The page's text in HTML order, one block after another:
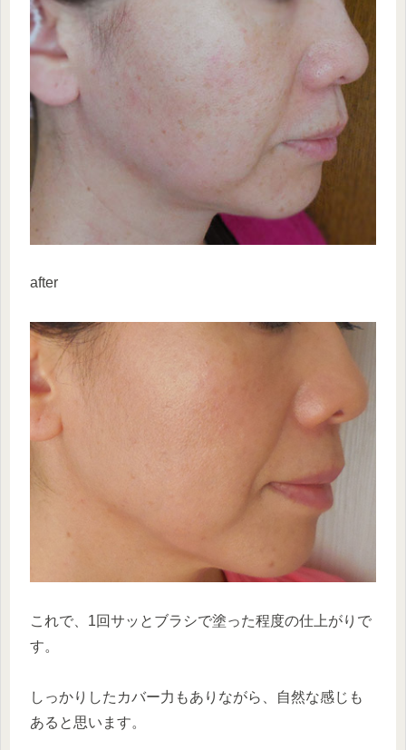
after
これで、1回サッとブラシで塗った程度の仕上がりで
す。
しっかりしたカバー力もありながら、自然な感じも
あると思います。